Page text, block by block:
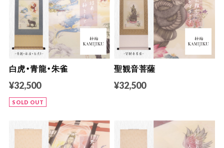
白虎・青龍・朱雀
¥32,500
SOLD OUT
聖観音菩薩
¥32,500